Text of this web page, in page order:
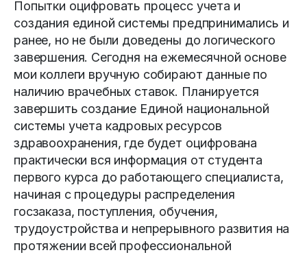
Попытки оцифровать процесс учета и
создания единой системы предпринимались и
ранее, но не были доведены до логического
завершения. Сегодня на ежемесячной основе
мои коллеги вручную собирают данные по
наличию врачебных ставок. Планируется
завершить создание Единой национальной
системы учета кадровых ресурсов
здравоохранения, где будет оцифрована
практически вся информация от студента
первого курса до работающего специалиста,
начиная с процедуры распределения
госзаказа, поступления, обучения,
трудоустройства и непрерывного развития на
протяжении всей профессиональной